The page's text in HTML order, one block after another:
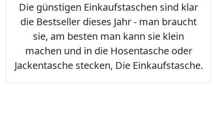
Die günstigen Einkaufstaschen sind klar
die Bestseller dieses Jahr - man braucht
sie, am besten man kann sie klein
machen und in die Hosentasche oder
Jackentasche stecken, Die Einkaufstasche.